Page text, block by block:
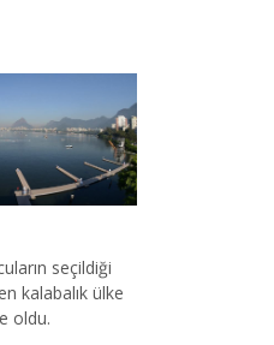
seçildiği
kalabalık ülke
oldu.